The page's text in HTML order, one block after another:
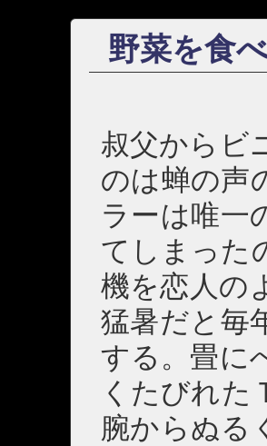
野菜を食
叔父からビ
のは蝉の声
ラーは唯一
てしまった
機を恋人の
猛暑だと毎
する。畳に
くたびれた
腕からぬる